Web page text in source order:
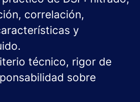
correlación,
y
técnico, rigor de
sobre